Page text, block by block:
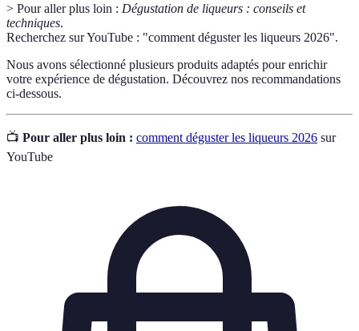
> Pour aller plus loin : Dégustation de liqueurs : conseils et
techniques.
Recherchez sur YouTube : "comment déguster les liqueurs 2026".
Nous avons sélectionné plusieurs produits adaptés pour enrichir
votre expérience de dégustation. Découvrez nos recommandations
ci-dessous.
📺 Pour aller plus loin : comment déguster les liqueurs 2026 sur
YouTube